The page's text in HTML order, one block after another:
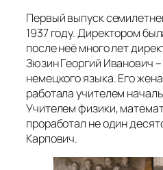
Первый выпуск
1937 году. Директором
после неё много лет
Зюзин Георгий Иванович
немецкого языка. Его
работала учителем
Учителем физики,
проработал не один
Карпович.